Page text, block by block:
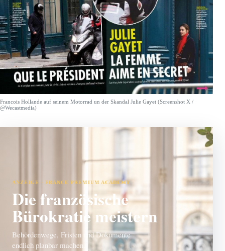
Francois Hollande auf seinem Motorrad un der Skandal Julie Gayet (Screenshot X /
@Wecastmedia)
ANZEIGE · FRANCE PREMIUM ACADEMY
Die französische
Bürokratie meistern
Behördenwege, Fristen und Dokumente
endlich planbar machen.